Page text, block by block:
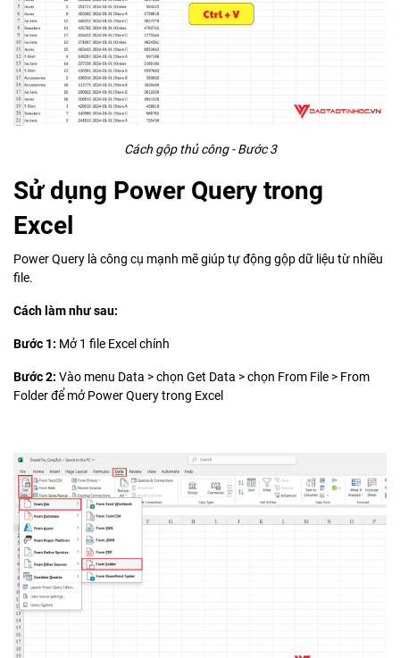
Cách gộp thủ công - Bước 3
Sử dụng Power Query trong
Excel
Power Query là công cụ mạnh mẽ giúp tự động gộp dữ liệu từ nhiều
file.
Cách làm như sau:
Bước 1: Mở 1 file Excel chính
Bước 2: Vào menu Data > chọn Get Data > chọn From File > From
Folder để mở Power Query trong Excel